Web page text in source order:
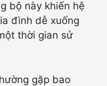
bộ này khiến hệ
đình dễ xuống
thời gian sử
gặp bao